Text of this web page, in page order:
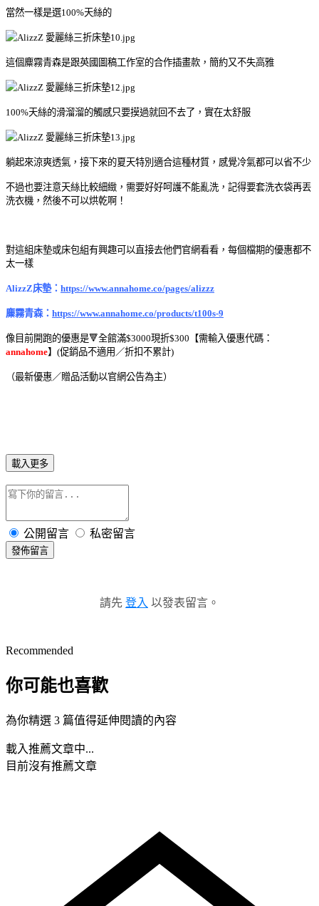
當然一樣是選100%天絲的
這個麋霧青森是跟英國圖稿工作室的合作插畫款，簡約又不失高雅
100%天絲的滑溜溜的觸感只要摸過就回不去了，實在太舒服
躺起來涼爽透氣，接下來的夏天特別適合這種材質，感覺冷氣都可以省不少
不過也要注意天絲比較細緻，需要好好呵護不能亂洗， 記得要套洗衣袋再丟
洗衣機，然後不可以烘乾啊！
對這組床墊或床包組有興趣可以直接去他們官網看看，每個檔期的優惠都不
太一樣
AlizzZ床墊： https://www.annahome.co/pages/alizzz
麋霧青森： https://www.annahome.co/products/t100s-9
像目前開跑的優惠是🔻全館滿$3000現折$300【需輸入優惠代碼：
annahome】(促銷品不適用／折扣不累計)
（最新優惠／贈品活動以官網公告為主）
載入更多
公開留言 私密留言
發佈留言
請先 登入 以發表留言。
Recommended
你可能也喜歡
為你精選 3 篇值得延伸閱讀的內容
載入推薦文章中...
目前沒有推薦文章